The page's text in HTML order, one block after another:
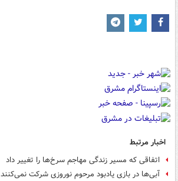
اخبار مرتبط
اتفاقی که مسیر زندگی مهاجم سرخ‌ها را تغییر داد
آبی‌ها در بازی یادبود مرحوم نوروزی شرکت نمی‌کنند